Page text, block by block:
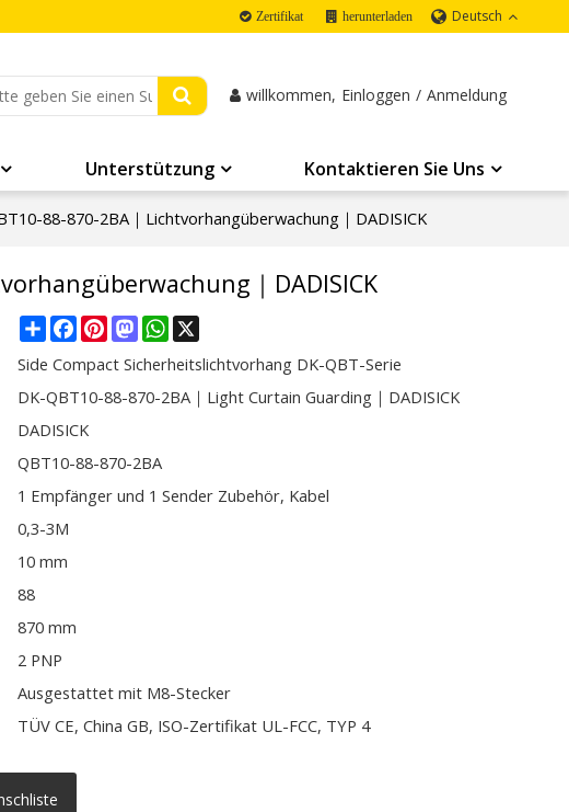
Zertifikat herunterladen Deutsch
willkommen, Einloggen / Anmeldung
Unterstützung Kontaktieren Sie Uns
88-870-2BA｜Lichtvorhangüberwachung｜DADISICK
｜DADISICK
ShareFacebook
PinterestMastodonWhatsApp
Side Compact Sicherheitslichtvorhang DK-QBT-Serie
DK-QBT10-88-870-2BA｜Light Curtain Guarding｜DADISICK
DADISICK
QBT10-88-870-2BA
1 Empfänger und 1 Sender Zubehör, Kabel
0,3-3M
10 mm
88
870 mm
2 PNP
Ausgestattet mit M8-Stecker
TÜV CE, China GB, ISO-Zertifikat UL-FCC, TYP 4